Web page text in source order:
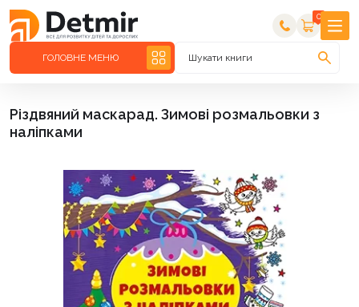
0
ГОЛОВНЕ МЕНЮ Шукати книги
Різдвяний маскарад. Зимові розмальовки з
наліпками